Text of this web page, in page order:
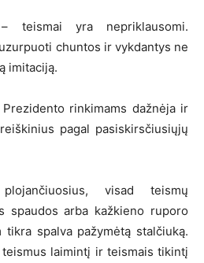
teismai yra nepriklausomi.
chuntos ir vykdantys ne
imitaciją.
rinkimams dažnėja ir
pagal pasiskirsčiusiųjų
visad teismų
spaudos arba kažkieno ruporo
spalva pažymėtą stalčiuką.
laimintį ir teismais tikintį